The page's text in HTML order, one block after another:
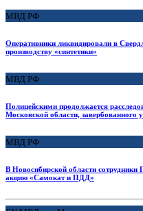
МВД РФ
Оперативники ликвидировали в
производству «синтетики»
МВД РФ
Полицейскими продолжается
Московской области, завербованного
МВД РФ
В Новосибирской области сотрудники
акцию «Самокат и ПДД»